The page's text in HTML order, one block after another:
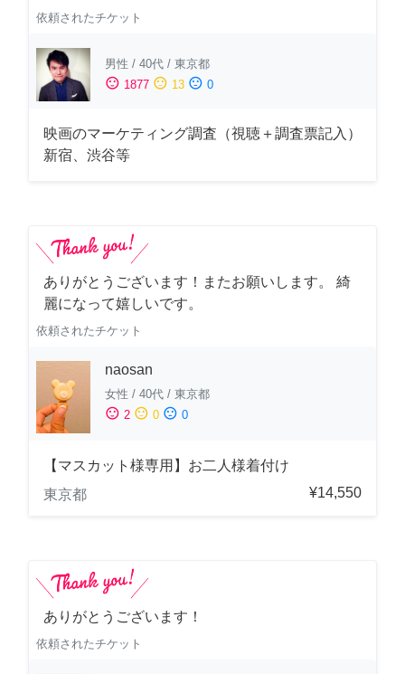
依頼されたチケット
男性 / 40代 / 東京都
sentiment_satisfied 1877 sentiment_neutral 13 sentiment_dissatisfied 0
映画のマーケティング調査（視聴＋調査票記入）
新宿、渋谷等
ありがとうございます！またお願いします。 綺
麗になって嬉しいです。
依頼されたチケット
naosan
女性 / 40代 / 東京都
sentiment_satisfied 2 sentiment_neutral 0 sentiment_dissatisfied 0
【マスカット様専用】お二人様着付け
東京都
¥14,550
ありがとうございます！
依頼されたチケット